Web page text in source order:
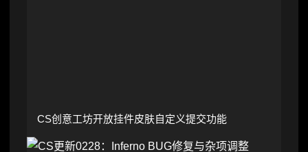
CS创意工坊开放挂件皮肤自定义提交功能